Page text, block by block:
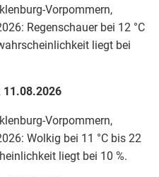
Vorpommern,
Regenschauer bei 12 °C
liegt bei
11.08.2026
Vorpommern,
Wolkig bei 11 °C bis 22
liegt bei 10 %.